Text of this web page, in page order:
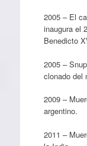
2005 – El
inaugura el
Benedicto
2005 –
clonado del
2009 –
argentino.
2011 –